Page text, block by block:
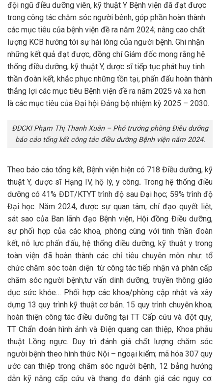
đội ngũ điều dưỡng viên, kỹ thuật Y Bệnh viện đã đạt được
trong công tác chăm sóc người bênh, góp phần hoàn thành
các mục tiêu của bệnh viện đề ra năm 2024; nâng cao chất
lượng KCB hướng tới sự hài lòng của người bệnh. Ghi nhận
những kết quả đạt được, đồng chí Giám đốc mong rằng hệ
thống điều dưỡng, kỹ thuật Y, dược sĩ tiếp tục phát huy tinh
thần đoàn kết, khắc phục những tồn tại, phấn đấu hoàn thành
thắng lợi các mục tiêu Bệnh viện đề ra năm 2025 và xa hơn
là các mục tiêu của Đại hội Đảng bộ nhiệm kỳ 2025 – 2030.
ĐDCKI Phạm Thị Thanh Xuân – Phó trưởng phòng Điều dưỡng
báo cáo tổng kết công tác điều dưỡng Bệnh viện năm 2024.
Theo báo cáo tổng kết, Bệnh viện hiện có 718 Điều dưỡng, kỹ
thuật Y, dược sĩ Hạng IV, hộ lý, y công. Trong hệ thống điều
dưỡng có 41% ĐDT/KTYT trình độ sau Đại học; 59% trình độ
Đại học. Năm 2024, được sự quan tâm, chỉ đạo quyết liệt,
sát sao của Ban lãnh đạo Bệnh viện, Hội đồng Điều dưỡng,
sự phối hợp của các khoa, phòng cùng với tinh thần đoàn
kết, nỗ lực phấn đấu, hệ thống điều dưỡng, kỹ thuật y trong
toàn viện đã hoàn thành các chỉ tiêu chuyên môn như: tổ
chức chăm sóc toàn diện từ công tác tiếp nhận và phân cấp
chăm sóc người bệnh,tư vấn dinh dưỡng, truyền thông giáo
dục sức khỏe… Phối hợp các khoa/phòng cập nhật và xây
dựng 13 quy trình kỹ thuật cơ bản. 15 quy trình chuyên khoa;
hoàn thiện công tác điều dưỡng tại TT Cấp cứu và đột quỵ,
TT Chẩn đoán hình ảnh và Điện quang can thiệp, Khoa phẫu
thuật Lồng ngực. Duy trì đánh giá chất lượng chăm sóc
người bệnh theo hình thức Nội – ngoại kiểm; mã hóa 307 quy
ước can thiệp trong chăm sóc người bệnh, 12 bảng hướng
dẫn kỹ năng cấp cứu và thang đo đánh giá các nguy cơ.